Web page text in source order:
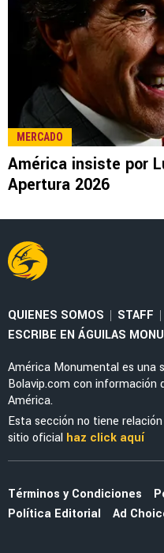
LEE TAMBIÉN
LEAGUES CUP 2026
Guillermo Almada
América con tajante